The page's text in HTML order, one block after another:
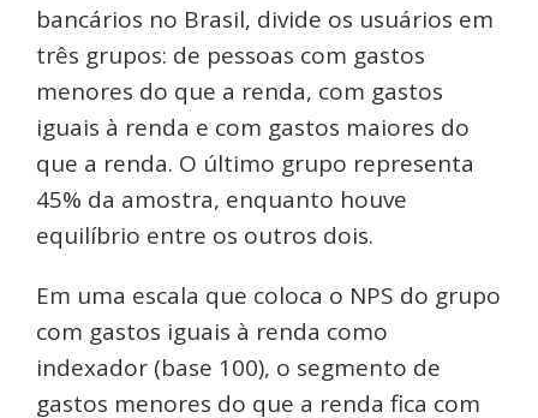
bancários no Brasil, divide os usuários em
três grupos: de pessoas com gastos
menores do que a renda, com gastos
iguais à renda e com gastos maiores do
que a renda. O último grupo representa
45% da amostra, enquanto houve
equilíbrio entre os outros dois.
Em uma escala que coloca o NPS do grupo
com gastos iguais à renda como
indexador (base 100), o segmento de
gastos menores do que a renda fica com